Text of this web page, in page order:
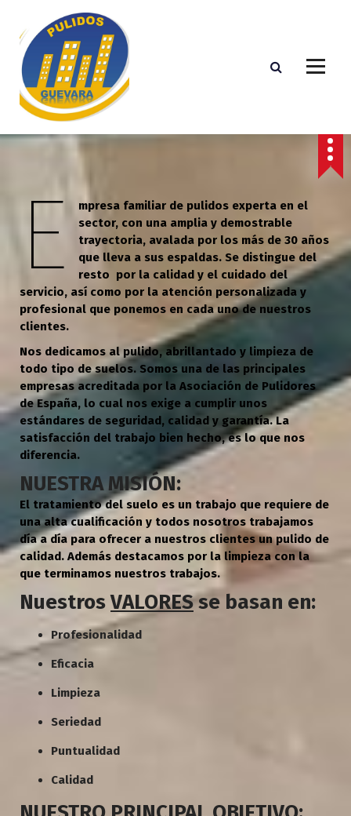
E
mpresa familiar de pulidos experta en el
sector, con una amplia y demostrable
trayectoria, avalada por los más de 30 años
que lleva a sus espaldas. Se distingue del
resto por la calidad y el cuidado del
servicio, así como por la atención personalizada y
profesional que ponemos en cada uno de nuestros
clientes.
Nos dedicamos al pulido, abrillantado y limpieza de
todo tipo de suelos. Somos una de las principales
empresas acreditada por la Asociación de Pulidores
de España, lo cual nos exige a cumplir unos
estándares de seguridad, calidad y garantía. La
satisfacción del trabajo bien hecho, es lo que nos
diferencia.
NUESTRA MISIÓN:
El tratamiento del suelo es un trabajo que requiere de
una alta cualificación y todos nosotros trabajamos
día a día para ofrecer a nuestros clientes un pulido de
calidad. Además destacamos por la limpieza con la
que terminamos nuestros trabajos.
NuestrosVALORESse basan en:
Profesionalidad
Eficacia
Limpieza
Seriedad
Puntualidad
Calidad